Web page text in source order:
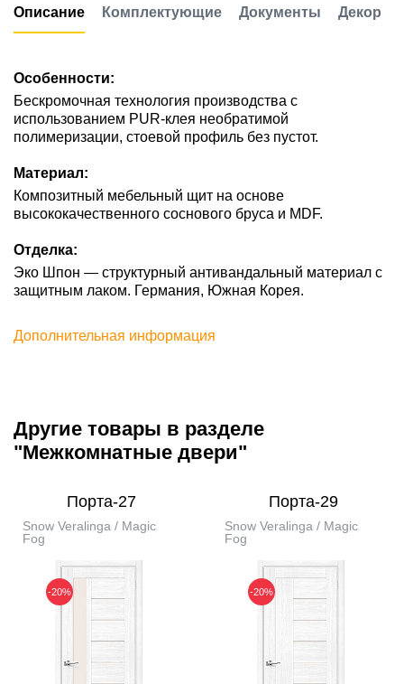
Описание Комплектующие Документы Декор
Особенности:
Бескромочная технология производства с
использованием PUR-клея необратимой
полимеризации, стоевой профиль без пустот.
Материал:
Композитный мебельный щит на основе
высококачественного соснового бруса и MDF.
Отделка:
Эко Шпон — структурный антивандальный материал с
защитным лаком. Германия, Южная Корея.
Дополнительная информация
Другие товары в разделе
"Межкомнатные двери"
Порта-27
Snow Veralinga / Magic
Fog
-20%
Порта-29
Snow Veralinga / Magic
Fog
-20%